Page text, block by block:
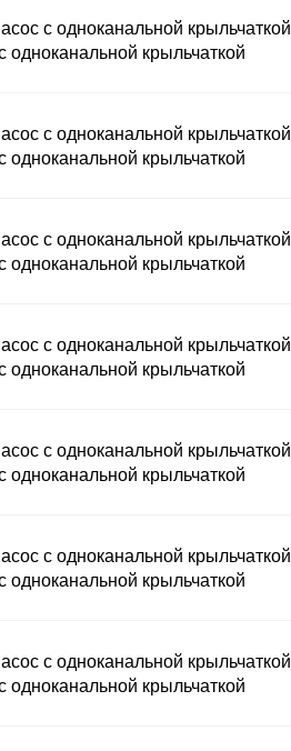
с одноканальной крыльчаткой
одноканальной крыльчаткой
с одноканальной крыльчаткой
одноканальной крыльчаткой
с одноканальной крыльчаткой
одноканальной крыльчаткой
с одноканальной крыльчаткой
одноканальной крыльчаткой
с одноканальной крыльчаткой
одноканальной крыльчаткой
с одноканальной крыльчаткой
одноканальной крыльчаткой
с одноканальной крыльчаткой
одноканальной крыльчаткой